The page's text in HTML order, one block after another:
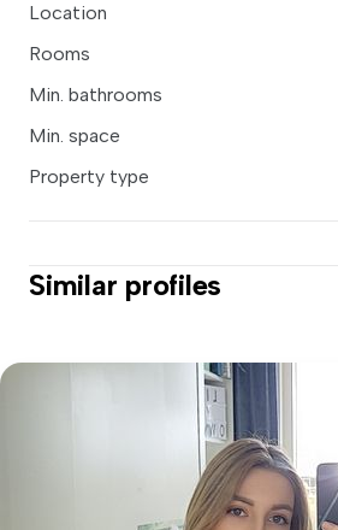
Location
Rooms
Min. bathrooms
Min. space
Property type
Similar profiles